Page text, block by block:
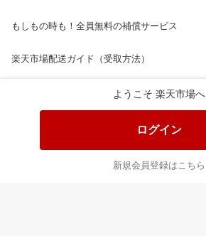
ようこそ 楽天市場へ
ログイン
新規会員登録はこちら
もしもの時も！全員無料の補償サービス
楽天市場配送ガイド（受取方法）
楽天にお店を開きませんか？
楽天ショッピングサービスご利用規約